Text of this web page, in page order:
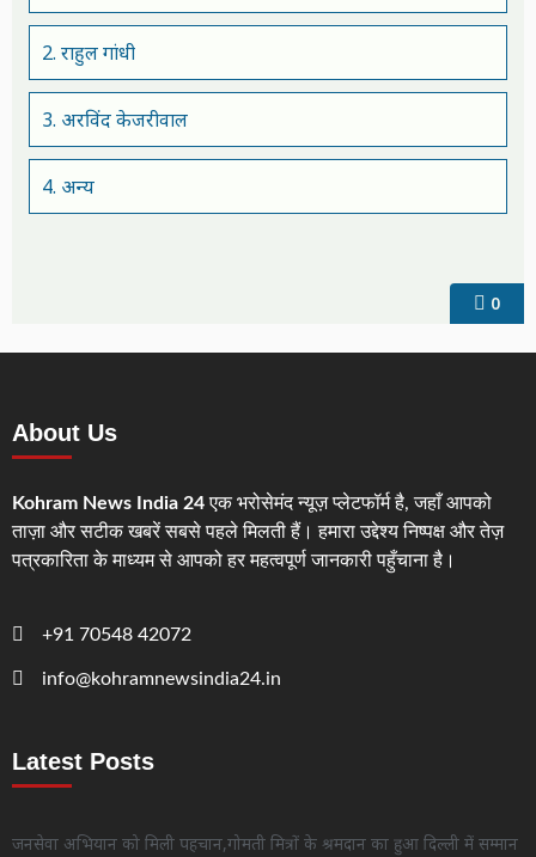
0
2. राहुल गांधी
3. अरविंद केजरीवाल
4. अन्य
About Us
Kohram News India 24एक भरोसेमंद न्यूज़ प्लेटफॉर्म है, जहाँ आपको
ताज़ा और सटीक खबरें सबसे पहले मिलती हैं। हमारा उद्देश्य निष्पक्ष और तेज़
पत्रकारिता के माध्यम से आपको हर महत्वपूर्ण जानकारी पहुँचाना है।
+91 70548 42072
info@kohramnewsindia24.in
Latest Posts
जनसेवा अभियान को मिली पहचान,गोमती मित्रों के श्रमदान का हुआ दिल्ली में सम्मान